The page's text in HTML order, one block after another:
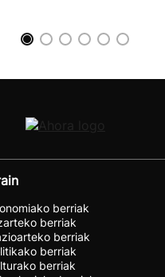
berriak
berriak
berriak
berriak
berriak